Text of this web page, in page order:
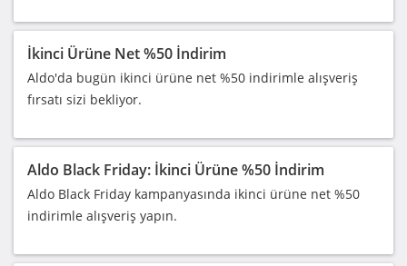
İkinci Ürüne Net %50 İndirim
Aldo'da bugün ikinci ürüne net %50 indirimle alışveriş
fırsatı sizi bekliyor.
Aldo Black Friday: İkinci Ürüne %50 İndirim
Aldo Black Friday kampanyasında ikinci ürüne net %50
indirimle alışveriş yapın.